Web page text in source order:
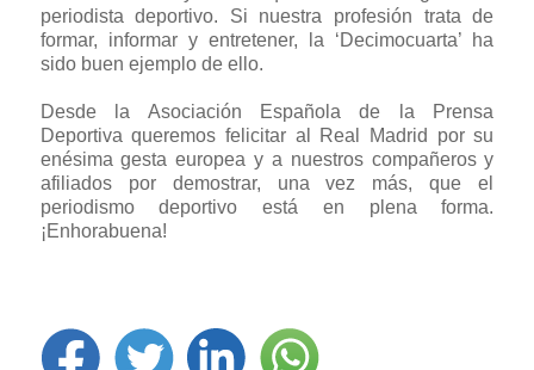
periodista deportivo. Si nuestra profesión trata de
formar, informar y entretener, la ‘Decimocuarta’ ha
sido buen ejemplo de ello.
Desde la Asociación Española de la Prensa
Deportiva queremos felicitar al Real Madrid por su
enésima gesta europea y a nuestros compañeros y
afiliados por demostrar, una vez más, que el
periodismo deportivo está en plena forma.
¡Enhorabuena!